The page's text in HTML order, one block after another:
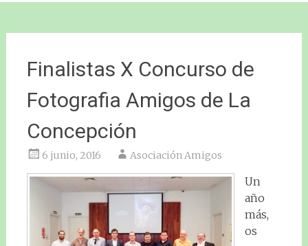
Finalistas X Concurso de
Fotografia Amigos de La
Concepción
6 junio, 2016 Asociación Amigos
Un
año
más,
os